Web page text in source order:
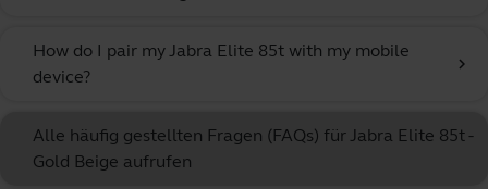
How do I pair my Jabra Elite 85t with my mobile
device?
chevron_right
Alle häufig gestellten Fragen (FAQs) für Jabra Elite 85t -
Gold Beige aufrufen